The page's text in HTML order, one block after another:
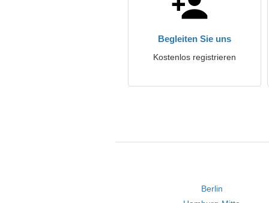
Begleiten Sie uns
Kostenlos registrieren
Berlin